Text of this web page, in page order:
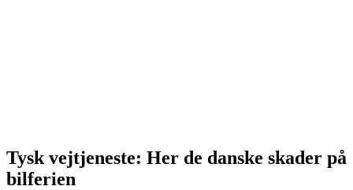
Tysk vejtjeneste: Her de danske skader på
bilferien